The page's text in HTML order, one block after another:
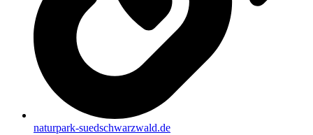
naturpark-suedschwarzwald.de